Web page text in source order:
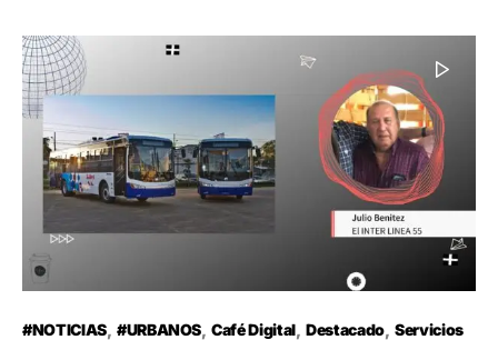
#NOTICIAS #URBANOS Café Digital Destacado Servicios